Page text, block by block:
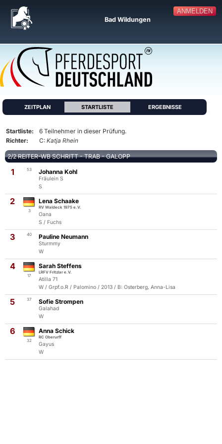
ANMELDEN
Bad Wildungen
ZEITPLAN STARTLISTE ERGEBNISSE
Startliste:
6 Teilnehmer in dieser Prüfung.
Richter:
C: Katja Rhein
2/2 REITER-WB SCHRITT - TRAB - GALOPP
1 53 Johanna Kohl
Fräulein S
S
2
3
Lena Schaake
RV Waldeck 1975 e.V.
Oana
S / Fuchs
3 40 Pauline Neumann
Sturmmy
W
4
17
Sarah Steffens
LRFV Fritzlar e.V.
Atilla 71
W / Grpf.o.R / Palomino / 2013 / B: Osterberg, Anna-Lisa
5 37 Sofie Strompen
Galahad
W
6
32
Anna Schick
RC Oberurff
Gayus
W